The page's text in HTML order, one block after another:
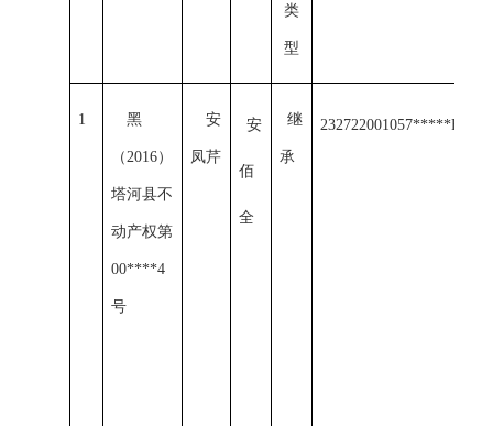
类
型
1 黑
（ 2016）
塔河县不
动产权第
00****4
号
安
凤芹
安
佰
全
继
承
232722001 057*****F00